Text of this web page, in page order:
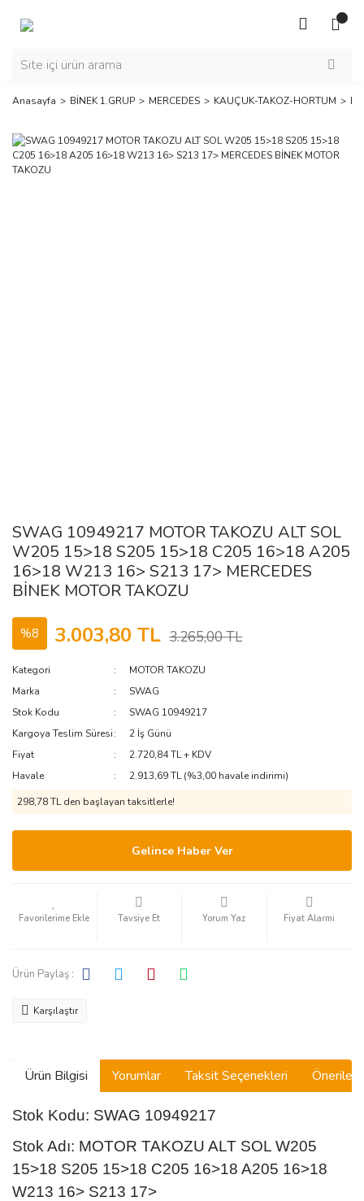
Anasayfa BİNEK 1.GRUP MERCEDES KAUÇUK-TAKOZ-HORTUM
SWAG 10949217 MOTOR TAKOZU ALT SOL
W205 15>18 S205 15>18 C205 16>18 A205
16>18 W213 16> S213 17> MERCEDES
BİNEK MOTOR TAKOZU
%8 3.003,80 TL 3.265,00 TL
Kategori
MOTOR TAKOZU
Marka
SWAG
Stok Kodu
SWAG 10949217
Kargoya Teslim Süresi
2 İş Günü
Fiyat
2.720,84 TL + KDV
Havale
2.913,69 TL (%3,00 havale indirimi)
298,78 TL den başlayan taksitlerle!
Gelince Haber Ver
Tavsiye Et Yorum Yaz Fiyat Alarmı
Ürün Paylaş :
Karşılaştır
Ürün Bilgisi Yorumlar Taksit Seçenekleri
Stok Kodu: SWAG 10949217
Stok Adı: MOTOR TAKOZU ALT SOL W205
15>18 S205 15>18 C205 16>18 A205 16>18
W213 16> S213 17>